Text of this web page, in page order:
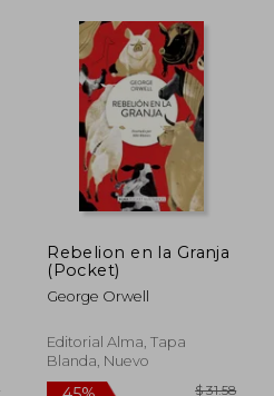
Rebelion en la Granja
(Pocket)
George Orwell
Editorial Alma, Tapa
Blanda, Nuevo